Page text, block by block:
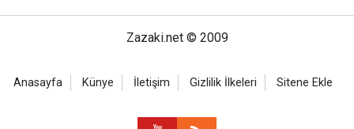
Zazaki.net © 2009
Anasayfa Künye İletişim Gizlilik İlkeleri Sitene Ekle